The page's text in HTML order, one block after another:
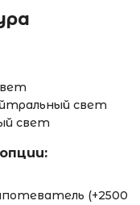
свет
свет
(+2500